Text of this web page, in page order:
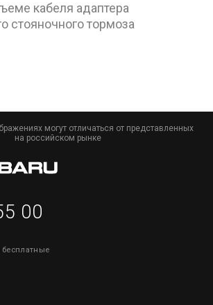
кабеля адаптера
стояночного тормоза
могут отличаться от представленных
на российском рынке
00